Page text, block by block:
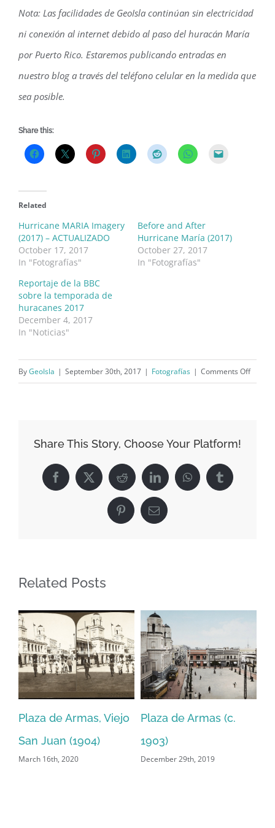
Nota: Las facilidades de GeoIsla continúan sin electricidad
ni conexión al internet debido al paso del huracán María
por Puerto Rico. Estaremos publicando entradas en
nuestro blog a través del teléfono celular en la medida que
sea posible.
Share this:
Related
Hurricane MARIA Imagery
(2017) – ACTUALIZADO
October 17, 2017
In "Fotografías"
Before and After
Hurricane María (2017)
October 27, 2017
In "Fotografías"
Reportaje de la BBC
sobre la temporada de
huracanes 2017
December 4, 2017
In "Noticias"
ByGeoIsla | September 30th, 2017 | Fotografías | Comments Offon
Share This Story, Choose Your Platform!
Facebook
X Reddit LinkedInWhatsAppTumblr
PinterestEmail
Related Posts
Calle del Cristo, Viejo
San Juan (1941)
December 28th, 2019
Inaguración de la
escuela Rafael Fabián
en Aguadilla, Puerto